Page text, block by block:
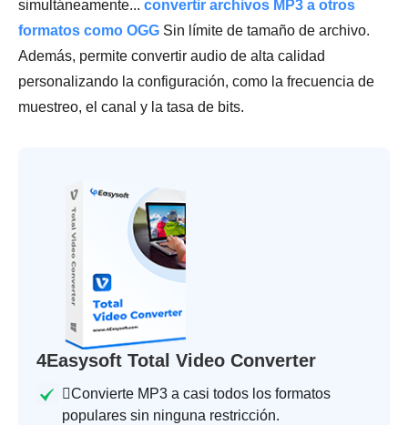
simultáneamente... convertir archivos MP3 a otros
formatos como OGG Sin límite de tamaño de archivo.
Además, permite convertir audio de alta calidad
personalizando la configuración, como la frecuencia de
muestreo, el canal y la tasa de bits.
4Easysoft Total Video Converter
Convierte MP3 a casi todos los formatos
populares sin ninguna restricción.